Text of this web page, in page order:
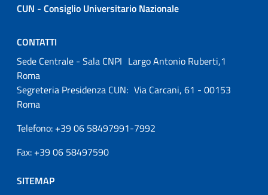
CUN - Consiglio Universitario Nazionale
CONTATTI
Sede Centrale - Sala CNPI Largo Antonio Ruberti,1
Roma
Segreteria Presidenza CUN: Via Carcani, 61 - 00153
Roma
Telefono: +39 06 58497991-7992
Fax: +39 06 58497590
SITEMAP